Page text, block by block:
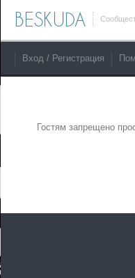
BESKUDA
Вход / Регистрация
Гостям запрещено